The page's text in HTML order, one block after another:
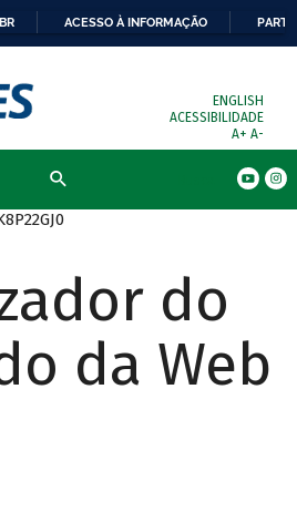
ACESSO À INFORMAÇÃO
ENGLISH
ACESSIBILIDADE
A+ A-
do
da Web